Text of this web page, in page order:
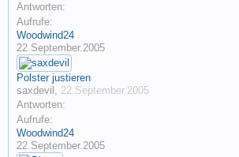
Antworten:
Aufrufe:
Woodwind24
22.September.2005
Polster justieren
saxdevil , 22.September.2005
Antworten:
Aufrufe:
Woodwind24
22.September.2005